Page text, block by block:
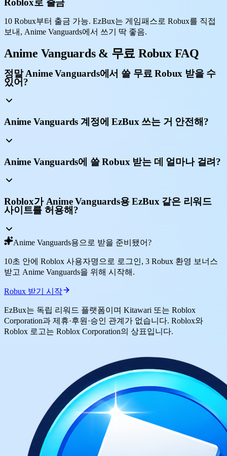
Roblox로 출금
10 Robux부터 출금 가능. EzBux는 게임패스로 Robux를 직접
보내, Anime Vanguards에서 쓰기 딱 좋음.
Anime Vanguards & 무료 Robux FAQ
정말 Anime Vanguards에서 쓸 무료 Robux 받을 수
있어?
Anime Vanguards 계정에 EzBux 쓰는 거 안전해?
Anime Vanguards에 쓸 Robux 받는 데 얼마나 걸려?
Roblox가 Anime Vanguards용 EzBux 같은 리워드
사이트를 허용해?
Anime Vanguards용으로 받을 준비됐어?
10초 안에 Roblox 사용자명으로 로그인, 3 Robux 환영 보너스
받고 Anime Vanguards을 위해 시작해.
Robux 받기 시작
EzBux는 독립 리워드 플랫폼이며 Kitawari 또는 Roblox
Corporation과 제휴·후원·승인 관계가 없습니다. Roblox와
Roblox 로고는 Roblox Corporation의 상표입니다.